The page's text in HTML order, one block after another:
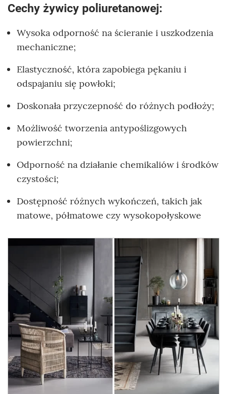
Cechy żywicy poliuretanowej:
Wysoka odporność na ścieranie i uszkodzenia
mechaniczne;
Elastyczność, która zapobiega pękaniu i
odspajaniu się powłoki;
Doskonała przyczepność do różnych podłoży;
Możliwość tworzenia antypoślizgowych
powierzchni;
Odporność na działanie chemikaliów i środków
czystości;
Dostępność różnych wykończeń, takich jak
matowe, półmatowe czy wysokopołyskowe